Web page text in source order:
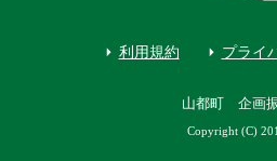
利用規約 プライ
山都町 企画
Copyright (C)